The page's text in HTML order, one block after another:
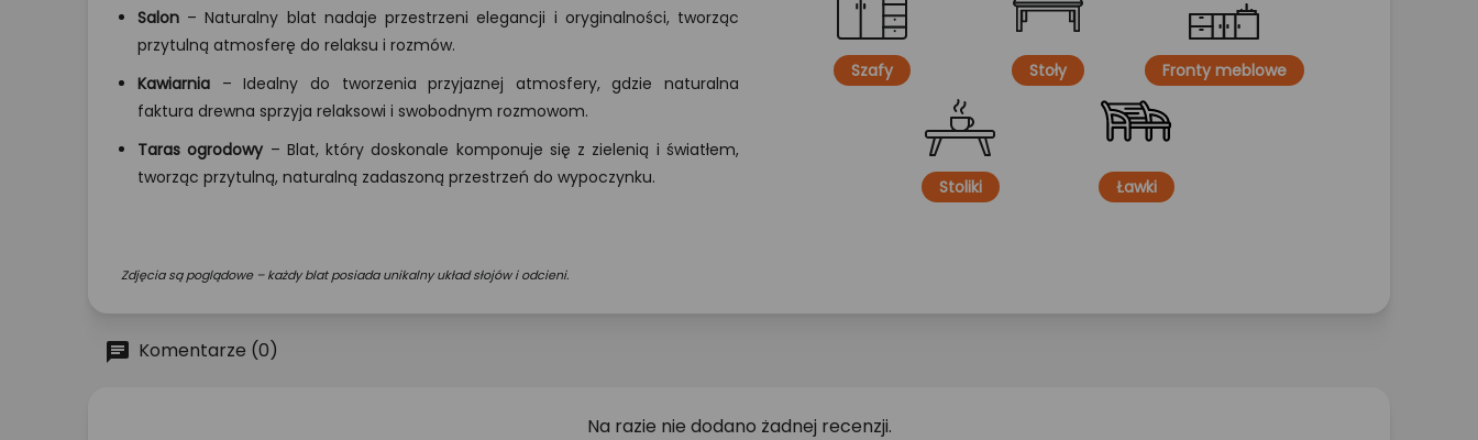
Salon – Naturalny blat nadaje przestrzeni elegancji i oryginalności, tworząc
przytulną atmosferę do relaksu i rozmów.
Kawiarnia – Idealny do tworzenia przyjaznej atmosfery, gdzie naturalna
faktura drewna sprzyja relaksowi i swobodnym rozmowom.
Taras ogrodowy – Blat, który doskonale komponuje się z zielenią i światłem,
tworząc przytulną, naturalną zadaszoną przestrzeń do wypoczynku.
Szafy Stoły Fronty meblowe
Stoliki Ławki
Zdjęcia są poglądowe – każdy blat posiada unikalny układ słojów i odcieni.
Komentarze (0)
Na razie nie dodano żadnej recenzji.